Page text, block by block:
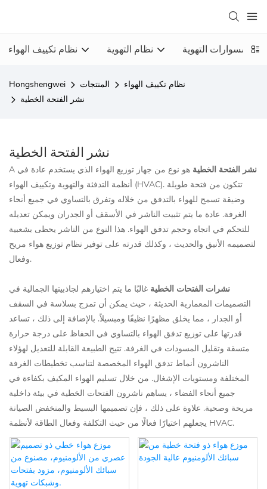
نظام تكييف الهواء نظام التهوية إكسسوارات التهوية
Hongshengwei المنتجات
نظام تكييف الهواء
نشر الفتحة الخطية
نشر الفتحة الخطية
A نشر الفتحة الخطية هو نوع من جهاز توزيع الهواء الذي يستخدم عادة في
أنظمة التدفئة والتهوية وتكييف الهواء (HVAC). تتكون من فتحة طويلة
وضيقة تسمح للهواء بالتدفق من خلاله وتفرق بالتساوي في جميع أنحاء
الغرفة. عادة ما يتم تثبيت الناشر في الأسقف أو الجدران ويمكن تعديله
للتحكم في اتجاه وحجم تدفق الهواء. هذا النوع من الناشر يحظى بشعبية
لتصميمه الأنيق والحديث ، وكذلك قدرته على توفير نظام توزيع هواء مريح
وفعال.
نشرات الفتحات الخطية غالبًا ما يتم اختيارهم لجاذبيتها الجمالية في
التصميمات المعمارية الحديثة ، حيث يمكن أن تمزج بسلاسة في السقف
أو الجدار ، مما يخلق مظهرًا نظيفًا ومبسيلاً. بالإضافة إلى ذلك ، تساعد
قدرتها على توزيع تدفق الهواء بالتساوي في الحفاظ على درجة حرارة
متسقة وتقليل المسودات في الغرفة. تتيح الطبيعة القابلة للتعديل لهؤلاء
الناشرون أنماط تدفق الهواء المخصصة لتناسب تخطيطات الغرفة
المختلفة ومستويات الإشغال. من خلال تسليم الهواء المكيف بكفاءة في
جميع أنحاء الفضاء ، يساهم ناشرون الفتحات الخطية في بيئة داخلية
مريحة وصحية. علاوة على ذلك ، فإن تصميمها البسيط والمنخفض الصيانة
يجعلهم اختيارًا فعالًا من حيث التكلفة وفعال الطاقة لأنظمة HVAC.